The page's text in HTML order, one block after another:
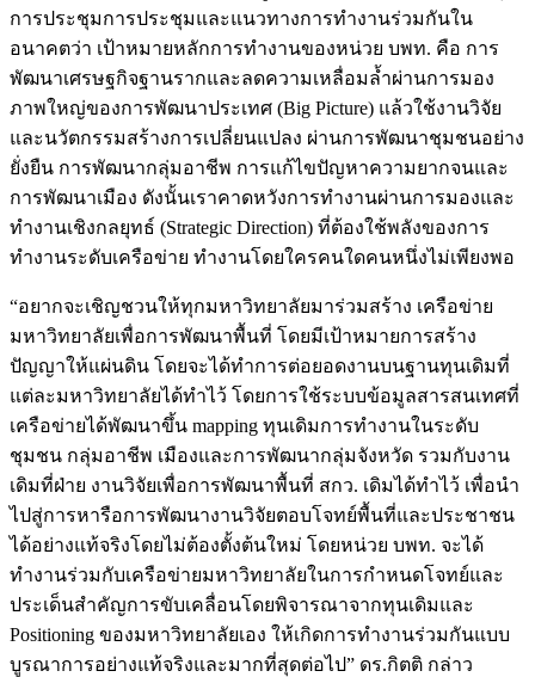
การประชุมการประชุมและแนวทางการทำงานร่วมกันใน
อนาคตว่า เป้าหมายหลักการทำงานของหน่วย บพท. คือ การ
พัฒนาเศรษฐกิจฐานรากและลดความเหลื่อมล้ำผ่านการมอง
ภาพใหญ่ของการพัฒนาประเทศ (Big Picture) แล้วใช้งานวิจัย
และนวัตกรรมสร้างการเปลี่ยนแปลง ผ่านการพัฒนาชุมชนอย่าง
ยั่งยืน การพัฒนากลุ่มอาชีพ การแก้ไขปัญหาความยากจนและ
การพัฒนาเมือง ดังนั้นเราคาดหวังการทำงานผ่านการมองและ
ทำงานเชิงกลยุทธ์ (Strategic Direction) ที่ต้องใช้พลังของการ
ทำงานระดับเครือข่าย ทำงานโดยใครคนใดคนหนึ่งไม่เพียงพอ
“อยากจะเชิญชวนให้ทุกมหาวิทยาลัยมาร่วมสร้าง เครือข่าย
มหาวิทยาลัยเพื่อการพัฒนาพื้นที่ โดยมีเป้าหมายการสร้าง
ปัญญาให้แผ่นดิน โดยจะได้ทำการต่อยอดงานบนฐานทุนเดิมที่
แต่ละมหาวิทยาลัยได้ทำไว้ โดยการใช้ระบบข้อมูลสารสนเทศที่
เครือข่ายได้พัฒนาขึ้น mapping ทุนเดิมการทำงานในระดับ
ชุมชน กลุ่มอาชีพ เมืองและการพัฒนากลุ่มจังหวัด รวมกับงาน
เดิมที่ฝ่าย งานวิจัยเพื่อการพัฒนาพื้นที่ สกว. เดิมได้ทำไว้ เพื่อนำ
ไปสู่การหารือการพัฒนางานวิจัยตอบโจทย์พื้นที่และประชาชน
ได้อย่างแท้จริงโดยไม่ต้องตั้งต้นใหม่ โดยหน่วย บพท. จะได้
ทำงานร่วมกับเครือข่ายมหาวิทยาลัยในการกำหนดโจทย์และ
ประเด็นสำคัญการขับเคลื่อนโดยพิจารณาจากทุนเดิมและ
Positioning ของมหาวิทยาลัยเอง ให้เกิดการทำงานร่วมกันแบบ
บูรณาการอย่างแท้จริงและมากที่สุดต่อไป” ดร.กิตติ กล่าว